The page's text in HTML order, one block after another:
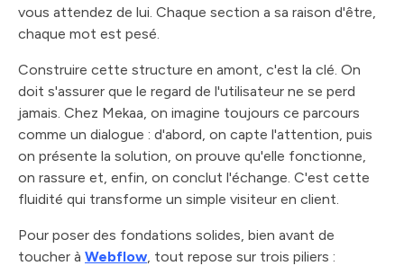
vous attendez de lui. Chaque section a sa raison d'être,
chaque mot est pesé.
Construire cette structure en amont, c'est la clé. On
doit s'assurer que le regard de l'utilisateur ne se perd
jamais. Chez Mekaa, on imagine toujours ce parcours
comme un dialogue : d'abord, on capte l'attention, puis
on présente la solution, on prouve qu'elle fonctionne,
on rassure et, enfin, on conclut l'échange. C'est cette
fluidité qui transforme un simple visiteur en client.
Pour poser des fondations solides, bien avant de
toucher à Webflow, tout repose sur trois piliers :